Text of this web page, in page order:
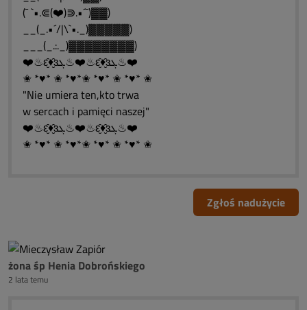
(¯ `•.⋐(❤️)⋑.•´¯)▓▓)
__(_.•´/|\`•._)▓▓▓▓▓)
___(_.:._)▓▓▓▓▓▓▓▓)
❤️♨ԑ̮̑♦̮̑ɜܓ♨❤️♨ԑ̮̑♦̮̑ɜܓ♨❤️
✬ *♥* ✬ *♥*✬ *♥* ✬ *♥* ✬
"Nie umiera ten,kto trwa
w sercach i pamięci naszej"
❤️♨ԑ̮̑♦̮̑ɜܓ♨❤️♨ԑ̮̑♦̮̑ɜܓ♨❤️
✬ *♥* ✬ *♥*✬ *♥* ✬ *♥* ✬
Zgłoś nadużycie
żona śp Henia Dobrońskiego
2 lata temu